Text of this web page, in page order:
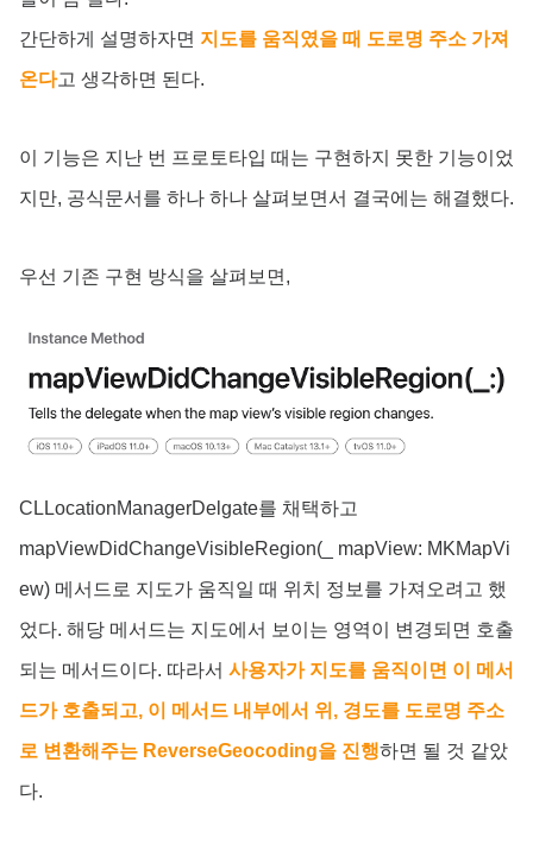
간단하게 설명하자면 지도를 움직였을 때 도로명 주소 가져
온다고 생각하면 된다.
이 기능은 지난 번 프로토타입 때는 구현하지 못한 기능이었
지만, 공식문서를 하나 하나 살펴보면서 결국에는 해결했다.
우선 기존 구현 방식을 살펴보면,
CLLocationManagerDelgate를 채택하고
mapViewDidChangeVisibleRegion(_ mapView: MKMapVi
ew) 메서드로 지도가 움직일 때 위치 정보를 가져오려고 했
었다. 해당 메서드는 지도에서 보이는 영역이 변경되면 호출
되는 메서드이다. 따라서 사용자가 지도를 움직이면 이 메서
드가 호출되고, 이 메서드 내부에서 위, 경도를 도로명 주소
로 변환해주는 ReverseGeocoding을 진행하면 될 것 같았
다.